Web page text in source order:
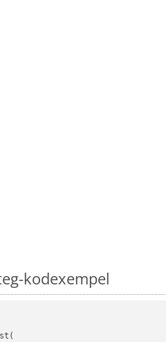
kodexempel